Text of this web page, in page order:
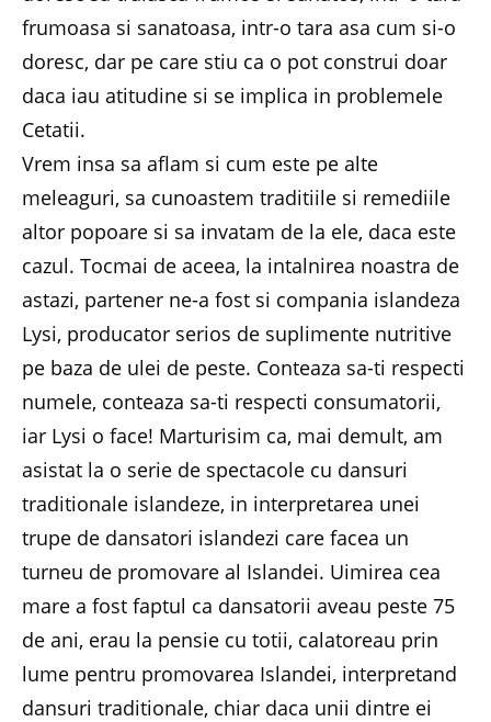
frumoasa si sanatoasa, intr-o tara asa cum si-o
doresc, dar pe care stiu ca o pot construi doar
daca iau atitudine si se implica in problemele
Cetatii.
Vrem insa sa aflam si cum este pe alte
meleaguri, sa cunoastem traditiile si remediile
altor popoare si sa invatam de la ele, daca este
cazul. Tocmai de aceea, la intalnirea noastra de
astazi, partener ne-a fost si compania islandeza
Lysi, producator serios de suplimente nutritive
pe baza de ulei de peste. Conteaza sa-ti respecti
numele, conteaza sa-ti respecti consumatorii,
iar Lysi o face! Marturisim ca, mai demult, am
asistat la o serie de spectacole cu dansuri
traditionale islandeze, in interpretarea unei
trupe de dansatori islandezi care facea un
turneu de promovare al Islandei. Uimirea cea
mare a fost faptul ca dansatorii aveau peste 75
de ani, erau la pensie cu totii, calatoreau prin
lume pentru promovarea Islandei, interpretand
dansuri traditionale, chiar daca unii dintre ei